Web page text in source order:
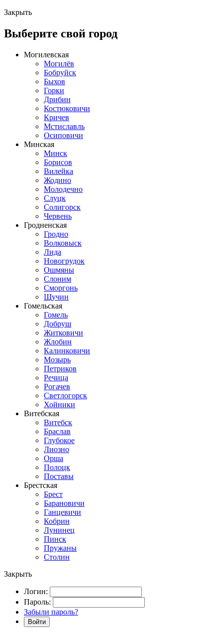
Закрыть
Выберите свой город
Могилевская
Могилёв
Бобруйск
Быхов
Горки
Дрибин
Костюковичи
Кричев
Мстиславль
Осиповичи
Минская
Минск
Борисов
Вилейка
Жодино
Молодечно
Слуцк
Солигорск
Червень
Гродненская
Гродно
Волковыск
Лида
Новогрудок
Ошмяны
Слоним
Сморгонь
Щучин
Гомельская
Гомель
Добруш
Житковичи
Жлобин
Калинковичи
Мозырь
Петриков
Речица
Рогачев
Светлогорск
Хойники
Витебская
Витебск
Браслав
Глубокое
Лиозно
Орша
Полоцк
Поставы
Брестская
Брест
Барановичи
Ганцевичи
Кобрин
Лунинец
Пинск
Пружаны
Столин
Закрыть
Логин:
Пароль:
Забыли пароль?
Войти